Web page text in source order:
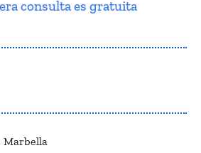
consulta es gratuita
Marbella